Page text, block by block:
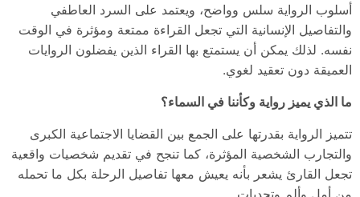
أسلوب الرواية سلس وواضح، ويعتمد على السرد العاطفي
والتفاصيل الإنسانية التي تجعل القراءة ممتعة ومؤثرة في الوقت
نفسه. لذلك يمكن أن يستمتع بها القراء الذين يفضلون الروايات
العميقة دون تعقيد لغوي.
ما الذي يميز رواية وكأننا في السماء؟
تتميز الرواية بقدرتها على الجمع بين القضايا الاجتماعية الكبرى
والتجارب الشخصية المؤثرة، كما تنجح في تقديم شخصيات واقعية
تجعل القارئ يشعر بأنه يعيش معها تفاصيل الرحلة بكل ما تحمله
من أمل وألم وتحديات.